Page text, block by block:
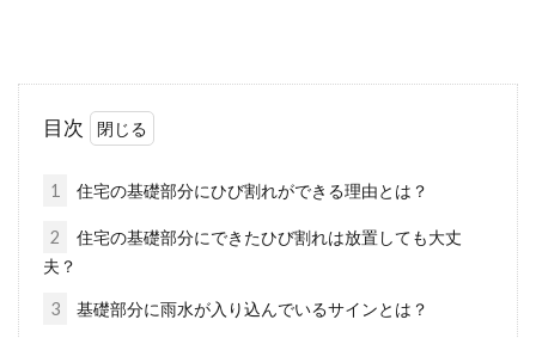
印する印鑑の種類にも注意
アパートを契約期間内に退去するこ
目次
1 住宅の基礎部分にひび割れができる理由とは？
2
住宅の基礎部分にできたひび割れは放置しても大丈
夫？
3 基礎部分に雨水が入り込んでいるサインとは？